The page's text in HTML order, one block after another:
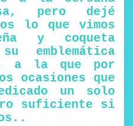
pero dejé
lo que vimos
y coqueta
emblemática
a la que por
ocasiones que
un solo
suficiente si